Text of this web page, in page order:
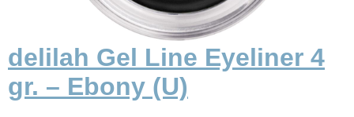
delilah Gel Line Eyeliner 4
gr. – Ebony (U)